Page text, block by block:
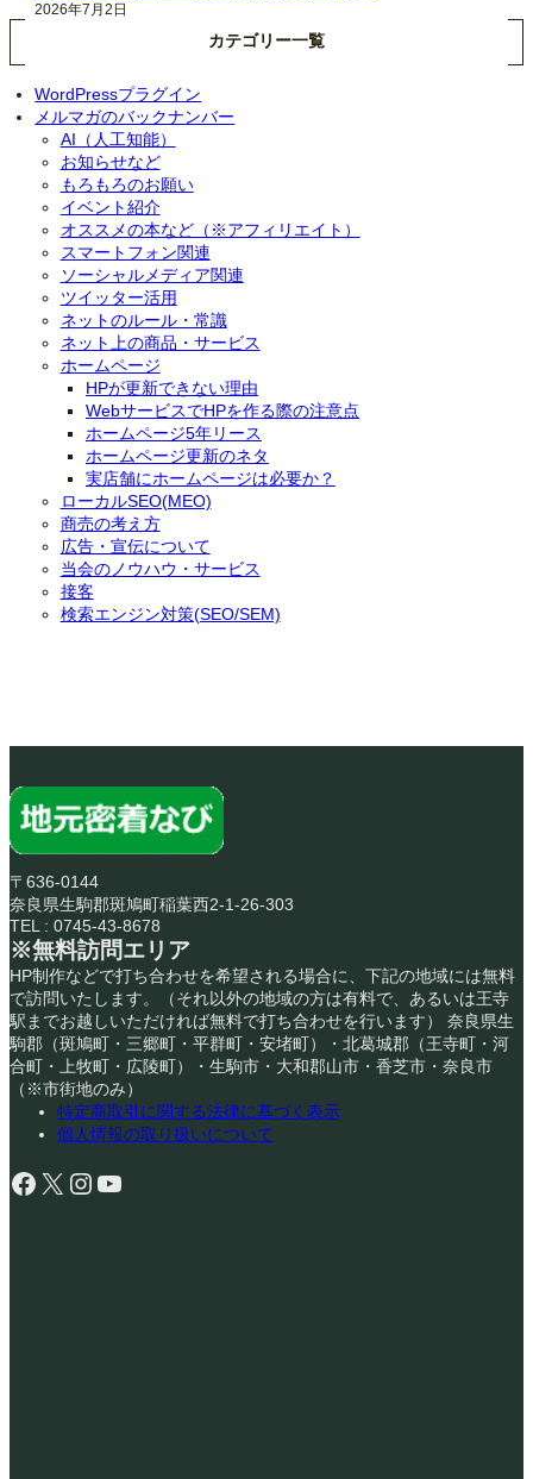
2026年7月2日
カテゴリー一覧
WordPressプラグイン
メルマガのバックナンバー
AI（人工知能）
お知らせなど
もろもろのお願い
イベント紹介
オススメの本など（※アフィリエイト）
スマートフォン関連
ソーシャルメディア関連
ツイッター活用
ネットのルール・常識
ネット上の商品・サービス
ホームページ
HPが更新できない理由
WebサービスでHPを作る際の注意点
ホームページ5年リース
ホームページ更新のネタ
実店舗にホームページは必要か？
ローカルSEO(MEO)
商売の考え方
広告・宣伝について
当会のノウハウ・サービス
接客
検索エンジン対策(SEO/SEM)
〒636-0144
奈良県生駒郡斑鳩町稲葉西2-1-26-303
TEL : 0745-43-8678
※無料訪問エリア
HP制作などで打ち合わせを希望される場合に、下記の地域には無料
で訪問いたします。（それ以外の地域の方は有料で、あるいは王寺
駅までお越しいただければ無料で打ち合わせを行います） 奈良県生
駒郡（斑鳩町・三郷町・平群町・安堵町）・北葛城郡（王寺町・河
合町・上牧町・広陵町）・生駒市・大和郡山市・香芝市・奈良市
（※市街地のみ）
特定商取引に関する法律に基づく表示
個人情報の取り扱いについて
Facebook X Instagram YouTube